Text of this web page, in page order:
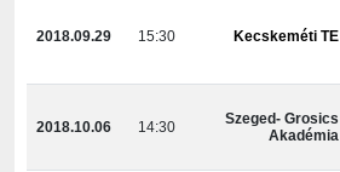
2018.09.29 15:30 Kecskeméti TE
2018.10.06 14:30
Szeged- Grosics
Akadémia